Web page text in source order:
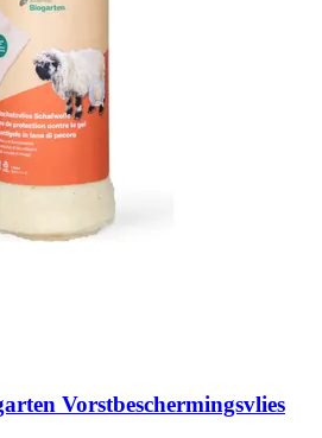
Vorstbeschermingsvlies